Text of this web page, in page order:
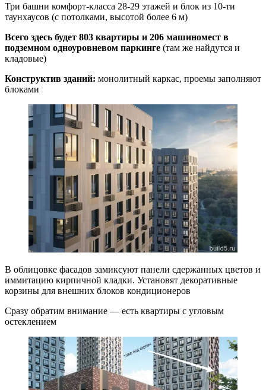
Три башни комфорт-класса 28-29 этажей и блок из 10-ти
таунхаусов (с потолками, высотой более 6 м)
Всего здесь будет 803 квартиры и 206 машиномест в
подземном одноуровневом паркинге (там же найдутся и
кладовые)
Конструктив зданий: монолитный каркас, проемы заполняют
блоками
В облицовке фасадов замиксуют панели сдержанных цветов и
иммитацию кирпичной кладки. Установят декоративные
корзины для внешних блоков кондиционеров
Сразу обратим внимание — есть квартиры с угловым
остеклением